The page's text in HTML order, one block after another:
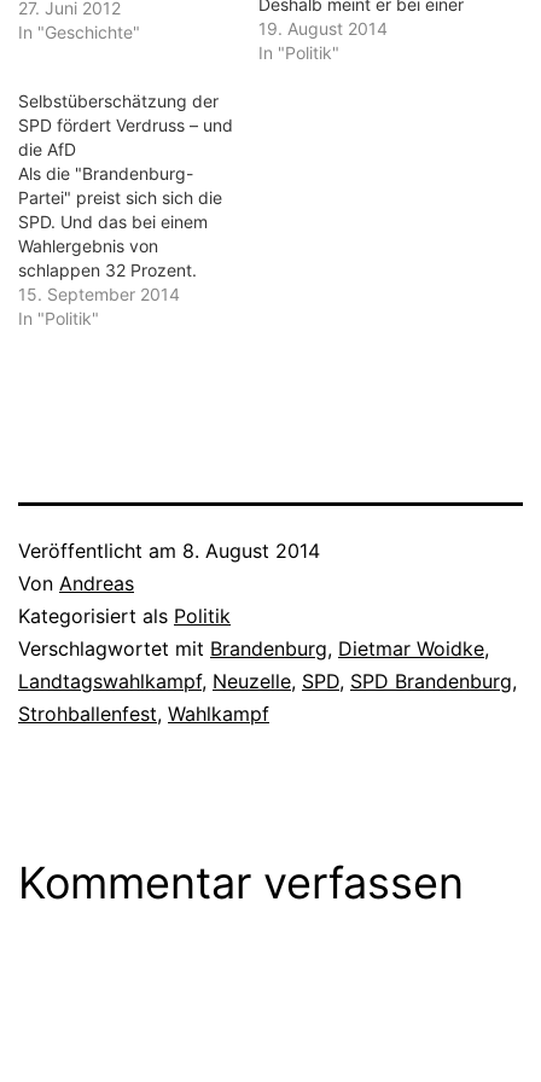
27. Juni 2012
In "Geschichte"
Deshalb meint er bei einer
Wahlkampfveranstaltung in
Frankfurt (Oder),
19. August 2014
In "Politik"
Selbstüberschätzung der
SPD fördert Verdruss – und
die AfD
Als die "Brandenburg-
Partei" preist sich sich die
SPD. Und das bei einem
Wahlergebnis von
schlappen 32 Prozent.
Wenn man bedenkt, dass
nicht einmal die Hälfte der
die SPD gewählt.…
15. September 2014
In "Politik"
Veröffentlicht am 8. August 2014
Von Andreas
Kategorisiert als Politik
Verschlagwortet mit Brandenburg, Dietmar Woidke,
Landtagswahlkampf, Neuzelle, SPD, SPD Brandenburg,
Strohballenfest, Wahlkampf
Kommentar verfassen